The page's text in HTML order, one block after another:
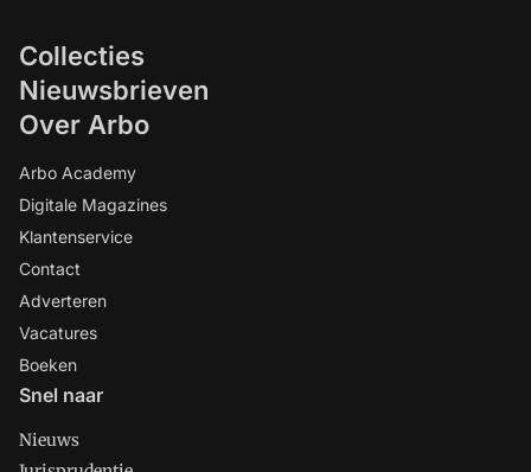
Collecties
Nieuwsbrieven
Over Arbo
Arbo Academy
Digitale Magazines
Klantenservice
Contact
Adverteren
Vacatures
Boeken
Snel naar
Nieuws